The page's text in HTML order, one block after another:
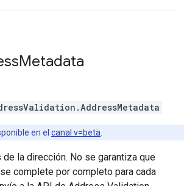
Metadata
.AddressMetadata
en el canal v=beta
la dirección. No se garantiza que
complete por completo para cada